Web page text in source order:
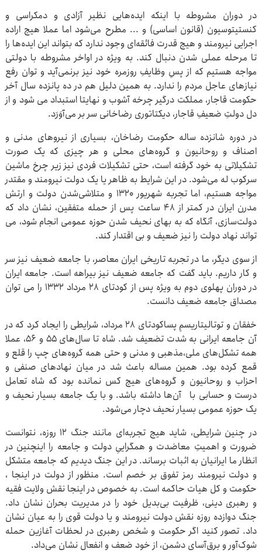
در دوران مشروطه با اینکه ایده‌هایی نظیر آزادی و دمکراسی و
کنستیتوسیون (قانون اساسی) و ... مطرح می‌شود اما عملا هیچ اراده
اجرایی نیرومند و هیچ قدرت فائقه‌ای وجود ندارد که بتواند این ایده‌ها را
تا مرحله عملی شدن دنبال کند. به ویژه در اواخر مشروطه با دولتی
مواجه هستیم که از پسِ وظایفِ روزمره خود نیز برنمی‌آید و توان رفع
نیازهای عاجل مردم را ندارد. به همین دلیل هم در ده پانزده سال آخر
حکومت قاجار، مملکت درگیر چرخه آشوب و نهایتا استبداد می شود و از
دل دولتِ ضعیفِ قاجار، دیکتاتوری رضاخانی سر بر می‌آوَرَد.
در دوره شانزده ساله حکومت رضاخان، بسیاری از نیروهای مدنی و
اصناف و روحانیون و گروه‌های محلی و هر چیزی که یک صورت
تشکیلاتی به خود گرفته است، حتی تشکیلات فردی نیز زیر چرخ‌ ماشین
سرکوب له می‌شود. در این شرایط به ظاهر یا یک دولت نیرومند و مقتدر
مواجه هستیم، اما تجربه شهریور ۱۳۲۰ و متلاشی‌شدن دولت و ارتش
مدرن ایران در کمتر از ۴۸ ساعت پس از حمله متفقین، نشان داد که
دولت‌سازی، آنگاه که به بهای نحیف شدن حوزه عمومی انجام شود، می
تواند نهاد دولت را نیز ضعیف و بی اقتدار کند.
از سوی دیگر، ما در تجربه تاریخی ایران معاصر، با جامعه ضعیف نیز سر
و کار داریم. باید گفت که جامعه ضعیف نیز بیراهه است. جامعه ایران
در دوران پهلوی دوم به ویژه پس از کودتای ۲۸ مرداد ۱۳۳۲ را می توان
مصداق جامعه ضعیف دانست.
خفقان و توتالیتاریسمِ پساکودتای ۲۸ مرداد، شرایطی را ایجاد کرد که در
آن جامعه ایرانی به شدت تضعیف شد. شاه تا سال‌های ۵۵ و ۵۶، عملا
همه تشکل‌های ملی،مذهبی و مدنی و حتی همه گروه‌های چپ را قلع و
قمع کرده بود. همین مساله باعث شد در میان نهادهای صنفی و
احزاب و روحانیون و گروه‌های هیچ کس نمانده بود که شاه تعامل
درست و حسابی با آن‌ها داشته باشد. و با یک جامعه بسیار نحیف و
یک حوزه عمومی بسیار نحیف دچار می‌شود.
در چنین شرایطی، شاید هیچ تجربه‌ای مانند جنگ ۱۲ روزه، نتوانست
ضرورت و اهمیتِ معاضدت و همگراییِ دولت و جامعه را اینچنین در
انظار ما ایرانیان به اثبات برساند. در این جنگ دیدیم که جامعه متشکل
و دولت نیرومند رمز تفوق بر خصم است. منظور از دولت در اینجا ،
حکومت و کل هیات حاکمه است. به خصوص در اینجا نقش ولایت فقیه
و رهبری دینی، ظرفیت بی‌بدیل خود را در مدیریت بحران نشان داد.
جنگ دوازده روزه نقش دولت نیرومند و یا دولت قوی را به عیان نشان
داد. تصور کنید اگر حکومت و شخص رهبری در لحظات آغازین حمله
شوک‌آور و برق‌آسای دشمن، از خود ضعف و انفعال نشان می‌داد.